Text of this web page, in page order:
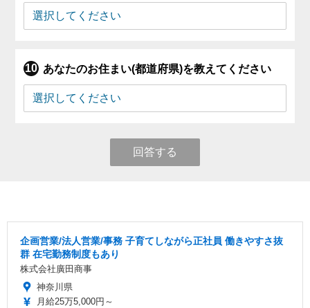
あなたのお住まい(都道府県)を教えてください
回答する
企画営業/法人営業/事務 子育てしながら正社員 働きやすさ抜
群 在宅勤務制度もあり
株式会社廣田商事
神奈川県
月給25万5,000円～